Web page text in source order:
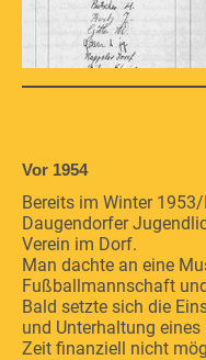
Vor 1954
Bereits im Winter
Daugendorfer
Verein im Dorf.
Man dachte an eine
Fußballmannschaft
Bald setzte sich die
und Unterhaltung
Zeit finanziell nicht